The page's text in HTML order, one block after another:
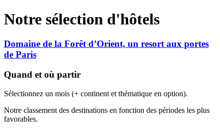
Notre sélection d'hôtels
Domaine de la Forêt d’Orient, un resort aux portes
de Paris
Quand et où partir
Sélectionnez un mois (+ continent et thématique en option).
Notre classement des destinations en fonction des périodes les plus
favorables.